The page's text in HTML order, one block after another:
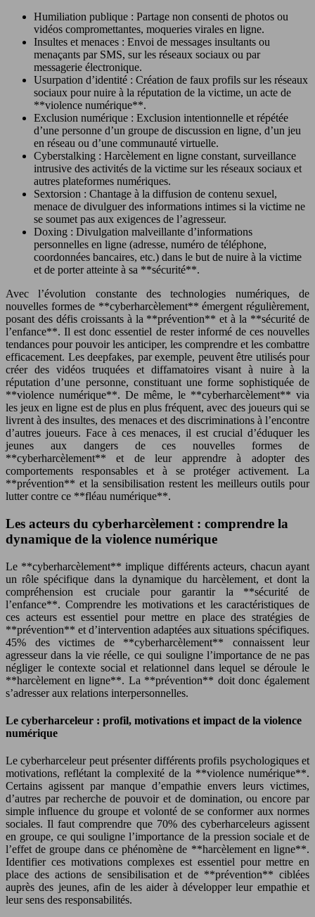
Humiliation publique : Partage non consenti de photos ou
vidéos compromettantes, moqueries virales en ligne.
Insultes et menaces : Envoi de messages insultants ou
menaçants par SMS, sur les réseaux sociaux ou par
messagerie électronique.
Usurpation d’identité : Création de faux profils sur les réseaux
sociaux pour nuire à la réputation de la victime, un acte de
**violence numérique**.
Exclusion numérique : Exclusion intentionnelle et répétée
d’une personne d’un groupe de discussion en ligne, d’un jeu
en réseau ou d’une communauté virtuelle.
Cyberstalking : Harcèlement en ligne constant, surveillance
intrusive des activités de la victime sur les réseaux sociaux et
autres plateformes numériques.
Sextorsion : Chantage à la diffusion de contenu sexuel,
menace de divulguer des informations intimes si la victime ne
se soumet pas aux exigences de l’agresseur.
Doxing : Divulgation malveillante d’informations
personnelles en ligne (adresse, numéro de téléphone,
coordonnées bancaires, etc.) dans le but de nuire à la victime
et de porter atteinte à sa **sécurité**.
Avec l’évolution constante des technologies numériques, de
nouvelles formes de **cyberharcèlement** émergent régulièrement,
posant des défis croissants à la **prévention** et à la **sécurité de
l’enfance**. Il est donc essentiel de rester informé de ces nouvelles
tendances pour pouvoir les anticiper, les comprendre et les combattre
efficacement. Les deepfakes, par exemple, peuvent être utilisés pour
créer des vidéos truquées et diffamatoires visant à nuire à la
réputation d’une personne, constituant une forme sophistiquée de
**violence numérique**. De même, le **cyberharcèlement** via
les jeux en ligne est de plus en plus fréquent, avec des joueurs qui se
livrent à des insultes, des menaces et des discriminations à l’encontre
d’autres joueurs. Face à ces menaces, il est crucial d’éduquer les
jeunes aux dangers de ces nouvelles formes de
**cyberharcèlement** et de leur apprendre à adopter des
comportements responsables et à se protéger activement. La
**prévention** et la sensibilisation restent les meilleurs outils pour
lutter contre ce **fléau numérique**.
Les acteurs du cyberharcèlement : comprendre la
dynamique de la violence numérique
Le **cyberharcèlement** implique différents acteurs, chacun ayant
un rôle spécifique dans la dynamique du harcèlement, et dont la
compréhension est cruciale pour garantir la **sécurité de
l’enfance**. Comprendre les motivations et les caractéristiques de
ces acteurs est essentiel pour mettre en place des stratégies de
**prévention** et d’intervention adaptées aux situations spécifiques.
45% des victimes de **cyberharcèlement** connaissent leur
agresseur dans la vie réelle, ce qui souligne l’importance de ne pas
négliger le contexte social et relationnel dans lequel se déroule le
**harcèlement en ligne**. La **prévention** doit donc également
s’adresser aux relations interpersonnelles.
Le cyberharceleur : profil, motivations et impact de la violence
numérique
Le cyberharceleur peut présenter différents profils psychologiques et
motivations, reflétant la complexité de la **violence numérique**.
Certains agissent par manque d’empathie envers leurs victimes,
d’autres par recherche de pouvoir et de domination, ou encore par
simple influence du groupe et volonté de se conformer aux normes
sociales. Il faut comprendre que 70% des cyberharceleurs agissent
en groupe, ce qui souligne l’importance de la pression sociale et de
l’effet de groupe dans ce phénomène de **harcèlement en ligne**.
Identifier ces motivations complexes est essentiel pour mettre en
place des actions de sensibilisation et de **prévention** ciblées
auprès des jeunes, afin de les aider à développer leur empathie et
leur sens des responsabilités.